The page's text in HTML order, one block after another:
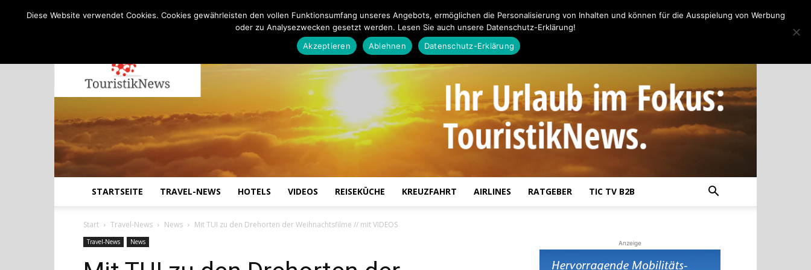
STARTSEITE TRAVEL-NEWS HOTELS VIDEOS REISEKÜCHE KREUZFAHRT AIRLINES RATGEBER TIC TV B2B
Start Travel-News News Mit TUI zu den Drehorten der Weihnachtsfilme // mit VIDEOS
Travel-News News Anzeige
Diese Website verwendet Cookies. Cookies gewährleisten den vollen Funktionsumfang unseres Angebots, ermöglichen die Personalisierung von Inhalten und können für die Ausspielung von Werbung
oder zu Analysezwecken gesetzt werden. Lesen Sie auch unsere Datenschutz-Erklärung!
Akzeptieren
Ablehnen Datenschutz-Erklärung